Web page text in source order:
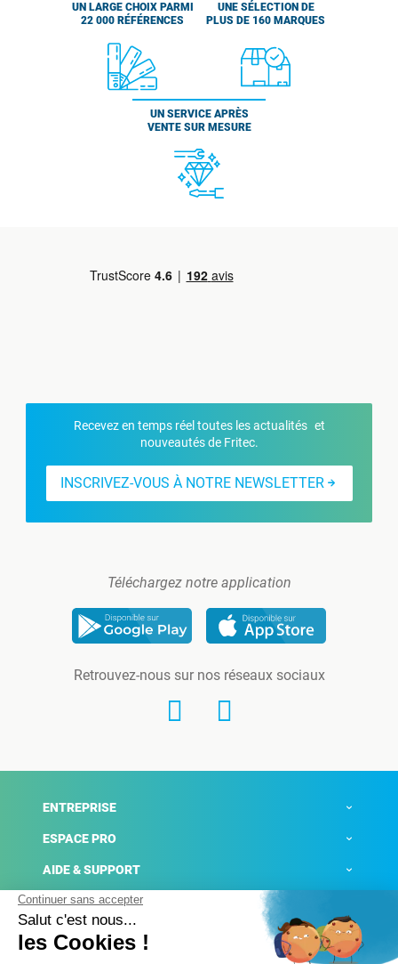
UN LARGE CHOIX PARMI
22 000 RÉFÉRENCES
UNE SÉLECTION DE
PLUS DE 160 MARQUES
UN SERVICE APRÈS
VENTE SUR MESURE
Recevez en temps réel toutes les actualités et
nouveautés de Fritec.
INSCRIVEZ-VOUS À NOTRE NEWSLETTER
Téléchargez notre application
Retrouvez-nous sur nos réseaux sociaux
ENTREPRISE
ESPACE PRO
AIDE & SUPPORT
ACTUALITÉS